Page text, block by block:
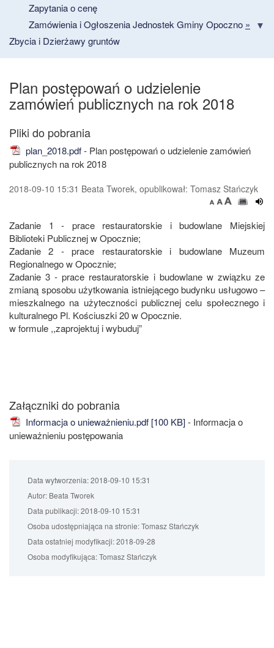
Zapytania o cenę
Zamówienia i Ogłoszenia Jednostek Gminy Opoczno »
Zbycia i Dzierżawy gruntów
Plan postępowań o udzielenie
zamówień publicznych na rok 2018
plan_2018.pdf- Plan postępowań o udzielenie zamówień
publicznych na rok 2018
2018-09-10 15:31 Beata Tworek, opublikował: Tomasz Stańczyk
Zadanie 1 - prace restauratorskie i budowlane Miejskiej
Biblioteki Publicznej w Opocznie;
Zadanie 2 - prace restauratorskie i budowlane Muzeum
Regionalnego w Opocznie;
Zadanie 3 - prace restauratorskie i budowlane w związku ze
zmianą sposobu użytkowania istniejącego budynku usługowo –
mieszkalnego na użyteczności publicznej celu społecznego i
kulturalnego Pl. Kościuszki 20 w Opocznie.
w formule ,,zaprojektuj i wybuduj”
Załączniki do pobrania
Informacja o unieważnieniu.pdf [100 KB]- Informacja o
unieważnieniu postępowania
Data wytworzenia:2018-09-10 15:31
Autor: Beata Tworek
Data publikacji:2018-09-10 15:31
Osoba udostępniająca na stronie:Tomasz Stańczyk
Data ostatniej modyfikacji:2018-09-28
Osoba modyfikująca:Tomasz Stańczyk